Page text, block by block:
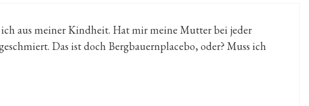
aus meiner Kindheit. Hat mir meine Mutter bei jeder
Das ist doch Bergbauernplacebo, oder? Muss ich